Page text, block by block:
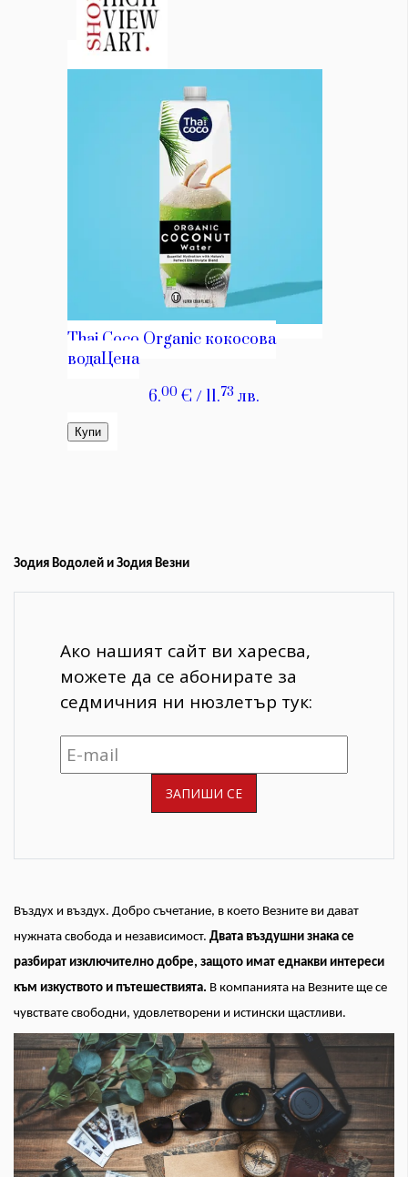
Зодия Водолей и Зодия Везни
Ако нашият сайт ви харесва,
можете да се абонирате за
седмичния ни нюзлетър тук:
Въздух и въздух. Добро съчетание, в което Везните ви дават
нужната свобода и независимост. Двата въздушни знака се
разбират изключително добре, защото имат еднакви интереси
към изкуството и пътешествията. В компанията на Везните ще се
чувствате свободни, удовлетворени и истински щастливи.